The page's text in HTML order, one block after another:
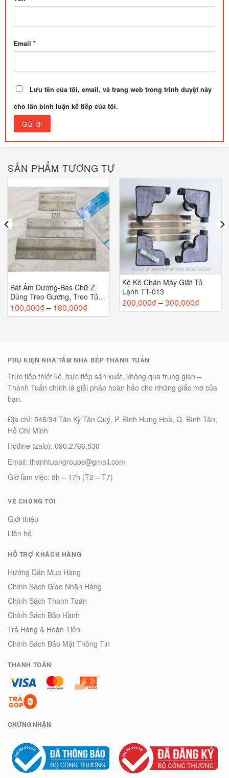
Email *
Lưu tên của tôi, email, và trang web trong trình duyệt này
cho lần bình luận kế tiếp của tôi.
SẢN PHẨM TƯƠNG TỰ
Bát Âm Dương-Bas Chữ Z
Dùng Treo Gương, Treo Tủ
Bếp, Treo Vật Nặng TT-239
100,000₫– 180,000₫
Kệ Kê Chân Máy Giặt Tủ
Lạnh TT-013
200,000₫–300,000₫
PHỤ KIỆN NHÀ TẮM NHÀ BẾP THÀNH TUẤN
Trực tiếp thiết kế, trực tiếp sản xuất, không qua trung gian –
Thành Tuấn chính là giải pháp hoàn hảo cho những giấc mơ của
bạn.
Địa chỉ: 548/34 Tân Kỳ Tân Quý, P. Bình Hưng Hoà, Q. Bình Tân,
Hồ Chí Minh
Hotline (zalo): 090.2766.530
Email: thanhtuangroups@gmail.com
Giờ làm việc: 8h – 17h (T2 – T7)
VỀ CHÚNG TÔI
Giới thiệu
Liên hệ
HỖ TRỢ KHÁCH HÀNG
Hướng Dẫn Mua Hàng
Chính Sách Giao Nhận Hàng
Chính Sách Thanh Toán
Chính Sách Bảo Hành
Trả Hàng & Hoàn Tiền
Chính Sách Bảo Mật Thông Tin
THANH TOÁN
CHỨNG NHẬN